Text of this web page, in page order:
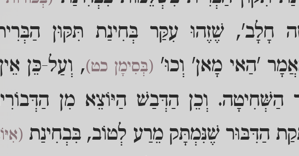
חָלָב', שֶׁזֶהוּ עִקַּר בְּחִינַת תִּקּוּן
'הַאי מָאן' וְכוּ' (בְּסִימָן כט), וְעַל-כֵּן
הַשְּׁחִיטָה. וְכֵן הַדְּבַשׁ הַיּוֹצֵא מִן
הַדִּבּוּר שֶׁנִּמְתָּק מֵרַע לְטוֹב, בִּבְחִינַת